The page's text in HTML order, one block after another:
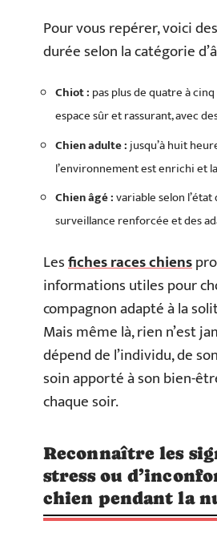
Pour vous repérer, voici
durée selon la catégorie
Chiot : pas plus de quatre à
espace sûr et rassurant, avec
Chien adulte :jusqu’à huit
l’environnement est enrichi et
Chien âgé :variable selon
surveillance renforcée et des
Lesfiches races chiens
informations utiles pour
compagnon adapté à la
Mais même là, rien n’est
dépend de l’individu, de
soin apporté à son bien-
chaque soir.
Reconnaître les
stress ou
chien pendant la